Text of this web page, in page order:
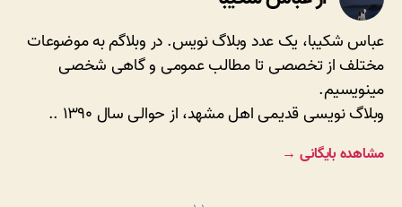
عباس شکیبا، یک عدد وبلاگ نویس. در وبلاگم به موضوعات
مختلف از تخصصی تا مطالب عمومی و گاهی شخصی
مینویسیم.
وبلاگ نویسی قدیمی اهل مشهد، از حوالی سال ۱۳۹۰ ..
مشاهده بایگانی →